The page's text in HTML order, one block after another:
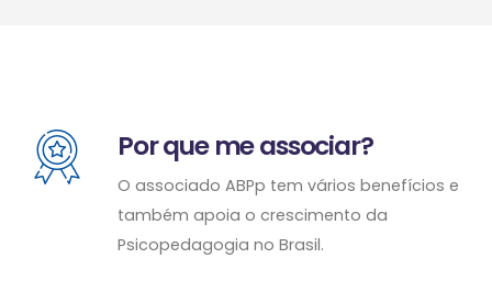
Por que me associar?
O associado ABPp tem vários benefícios e
também apoia o crescimento da
Psicopedagogia no Brasil.